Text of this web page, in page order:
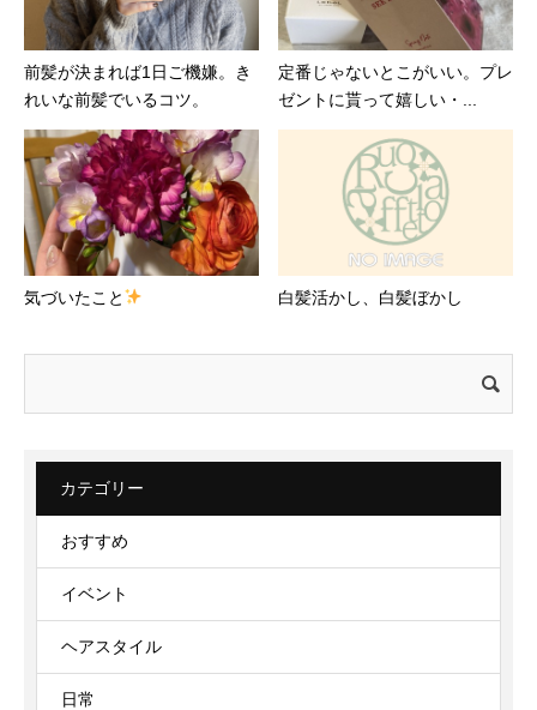
前髪が決まれば1日ご機嫌。き
れいな前髪でいるコツ。
定番じゃないとこがいい。プレ
ゼントに貰って嬉しい・...
気づいたこと 白髪活かし、白髪ぼかし
カテゴリー
おすすめ
イベント
ヘアスタイル
日常